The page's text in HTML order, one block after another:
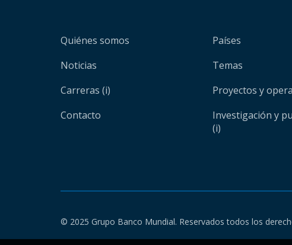
Quiénes somos
Noticias
Carreras (i)
Contacto
Países
Temas
Proyectos y
Investigación y
(i)
© 2025 Grupo Banco Mundial. Reservados todos los